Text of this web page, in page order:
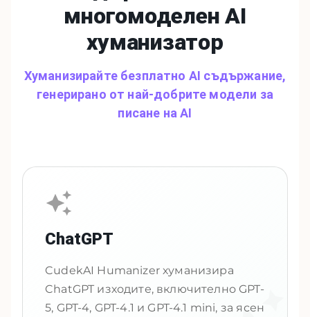
многомоделен AI
хуманизатор
Хуманизирайте безплатно AI съдържание,
генерирано от най-добрите модели за
писане на AI
ChatGPT
CudekAI Humanizer хуманизира
ChatGPT изходите, включително GPT-
5, GPT-4, GPT-4.1 и GPT-4.1 mini, за ясен